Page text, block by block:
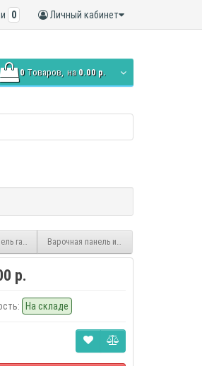
Личный кабинет
0
0 Tоваров, на 0.00 р.
газовая EXITEQ EXH-202 Black
Варочная панель индукционная EXITEQ
р.
На складе